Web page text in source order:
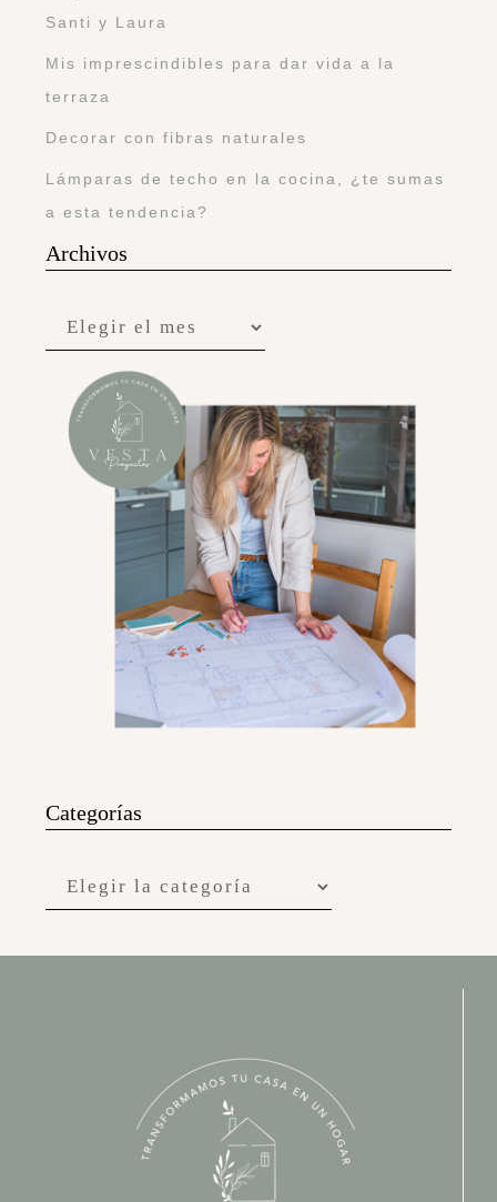
Santi y Laura
Mis imprescindibles para dar vida a la
terraza
Decorar con fibras naturales
Lámparas de techo en la cocina, ¿te sumas
a esta tendencia?
Archivos
Categorías